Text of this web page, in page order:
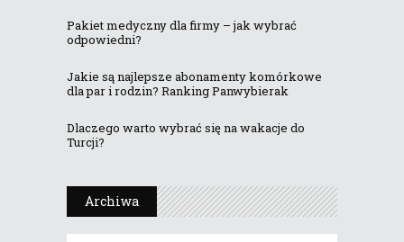
Pakiet medyczny dla firmy – jak wybrać
odpowiedni?
Jakie są najlepsze abonamenty komórkowe
dla par i rodzin? Ranking Panwybierak
Dlaczego warto wybrać się na wakacje do
Turcji?
Archiwa